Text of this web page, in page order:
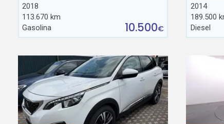
2018
113.670 km
Gasolina
10.500€
2014
189.500
Diesel